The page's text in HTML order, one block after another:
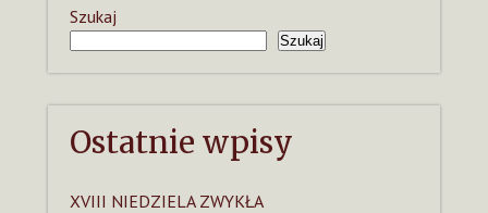
Szukaj
Szukaj
Ostatnie wpisy
XVIII NIEDZIELA ZWYKŁA